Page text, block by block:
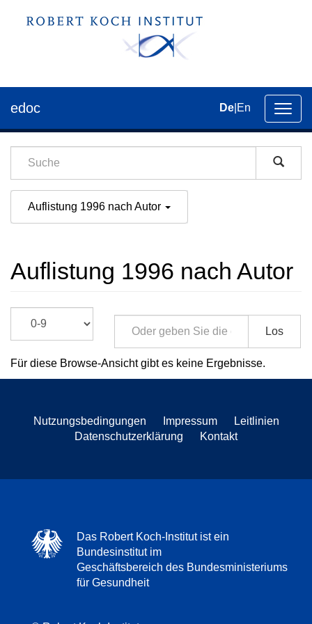
der
edoc De En
Auflistung 1996 nach Autor
Auflistung 1996 nach Autor
Los
Für diese Browse-Ansicht gibt es keine Ergebnisse.
Nutzungsbedingungen Impressum
Leitlinien
Datenschutzerklärung
Kontakt
Das Robert Koch-Institut ist ein
Bundesinstitut im
Geschäftsbereich des Bundesministeriums
für Gesundheit